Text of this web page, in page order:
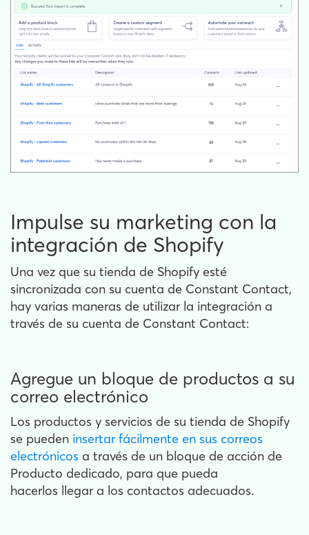
Impulse su marketing con la
integración de Shopify
Una vez que su tienda de Shopify esté
sincronizada con su cuenta de Constant Contact,
hay varias maneras de utilizar la integración a
través de su cuenta de Constant Contact:
Agregue un bloque de productos a su
correo electrónico
Los productos y servicios de su tienda de Shopify
se pueden insertar fácilmente en sus correos
electrónicos a través de un bloque de acción de
Producto dedicado, para que pueda
hacerlos llegar a los contactos adecuados.